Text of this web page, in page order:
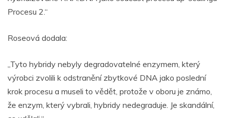
Procesu 2.“
Roseová dodala:
„Tyto hybridy nebyly degradovatelné enzymem, který
výrobci zvolili k odstranění zbytkové DNA jako poslední
krok procesu a museli to vědět, protože v oboru je známo,
že enzym, který vybrali, hybridy nedegraduje. Je skandální,